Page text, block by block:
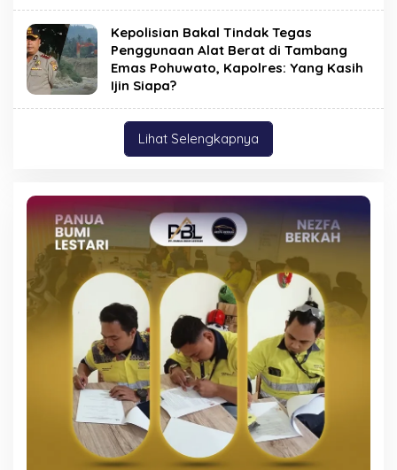
Kepolisian Bakal Tindak Tegas
Penggunaan Alat Berat di Tambang
Emas Pohuwato, Kapolres: Yang Kasih
Ijin Siapa?
Lihat Selengkapnya